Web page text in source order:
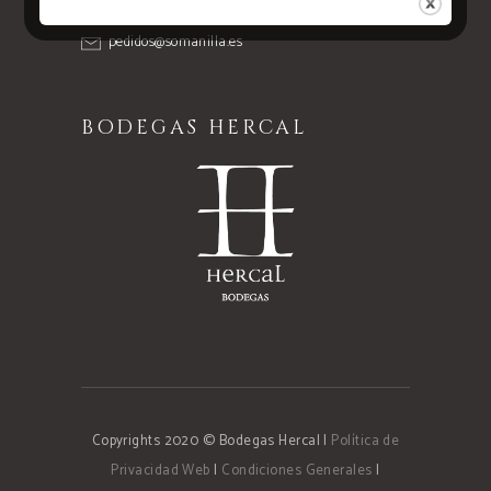
pedidos@somanilla.es
BODEGAS HERCAL
Copyrights 2020 © Bodegas Hercal | Política de
Privacidad Web | Condiciones Generales |